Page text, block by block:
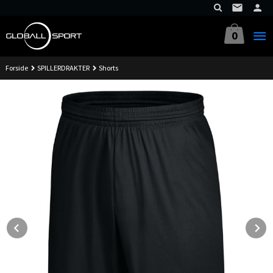
innholdet
0
Forside SPILLERDRAKTER Shorts
Prev